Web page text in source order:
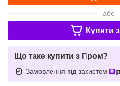
або
Купити з
Що таке купити з Пром?
Замовлення під захистом